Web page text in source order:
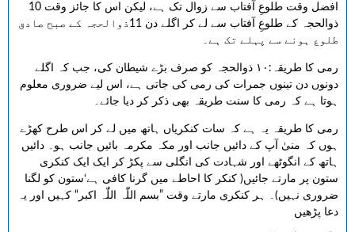
افضل وقت طلوعِ آفتاب سے زوال تک ہے، لیکن اس کا جائز وقت 10
ذوالحجہ کے طلوعِ آفتاب سے لے کر اگلے دن 11ذوالحجہ کے صبح صادق
طلوع ہونے سے پہلے تک ہے۔
رمی کا طریقہ:۱۰ ذوالحجہ کو صرف بڑے شیطان کی، جب کہ اگلے
دونوں دن تینوں جمرات کی رمی کی جاتی ہے، اس لیے ضروری معلوم
ہوتا ہے کہ رمی کا سنت طریقہ بھی ذکر کر دیا جائے۔
رمی کا طریقہ یہ ہے کہ سات کنکریاں ہاتھ میں لے کر اس طرح کھڑے
ہوں کہ منیٰ آپ کے دائیں جانب اور مکہ مکرمہ بائیں جانب ہو۔ دائیں
ہاتھ کے انگوٹھے اور شہادت کی انگلی سے پکڑ کر ایک ایک کنکری
ستون پر مارتے جائیں( کنکر کا احاطے میں گرنا کافی ہے‘ستون کو لگنا
ضروری نہیں)۔ ہر کنکری مارتے وقت ”بسم اللّٰہ اللّٰہ اکبر“ کہیں اور یہ
دعا پڑھیں